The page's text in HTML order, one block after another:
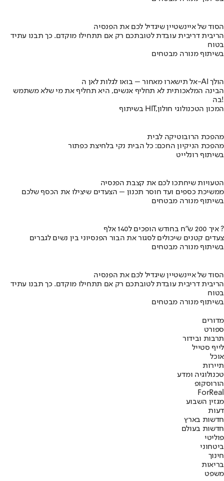
הסוד של איינשטיין שיגדיל לכם את הפנסיה
הריבית דריבית עובדת לטובתכם רק אם תתחילו מוקדם. כך תבנו עתיד
בטוח
בשיתוף מנורה מבטחים
אל תישארו מאחור – בואו לגלות לאן ה-AI הולך
הבינה המלאכותית לא תחליף אנשים, היא תחליף את מי שלא משתמש
בה!
בשיתוף HIT,המכון הטכנולוגי חולון
מהפכת הרובוטיקה לבית
מהפכת הניקיון החכם: כל הבית נקי בלחיצת כפתור
בשיתוף רונלייט
הטעויות שיחתכו לכם את קצבת הפנסיה
ממשיכת כספים ועד חוסר תכנון – הצעדים שיצילו את הכסף שלכם
בשיתוף מנורה מבטחים
איך 200 ש"ח בחודש הופכים ל140 אלף ?
צעדים קטנים שיכולים לסגור את הבור הפנסיוני בין נשים לגברים
בשיתוף מנורה מבטחים
הסוד של איינשטיין שיגדיל לכם את הפנסיה
הריבית דריבית עובדת לטובתכם רק אם תתחילו מוקדם. כך תבנו עתיד
בטוח
בשיתוף מנורה מבטחים
מדורים
ספורט
תרבות ובידור
לייף סטייל
אוכל
תיירות
טכנולוגיה ומדע
הורוסקופ
ForReal
מגזין השבוע
דעות
חדשות בארץ
חדשות בעולם
פוליטי
ביטחוני
חינוך
בריאות
משפט